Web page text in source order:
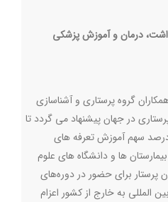
درمان و آموزش پزشکی
گروه پرستاری و آشناسازی
در جهان پیشنهاد می گردد تا
درصد سهم آموزش تعرفه های
ها و دانشگاه های علوم
پرستار برای حضور در دوره‌های
المللی به خارج از کشور اعزام